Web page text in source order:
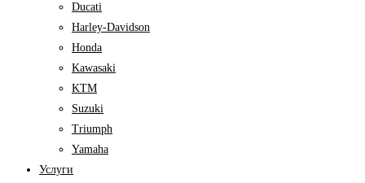
Ducati
Harley-Davidson
Honda
Kawasaki
KTM
Suzuki
Triumph
Yamaha
Услуги